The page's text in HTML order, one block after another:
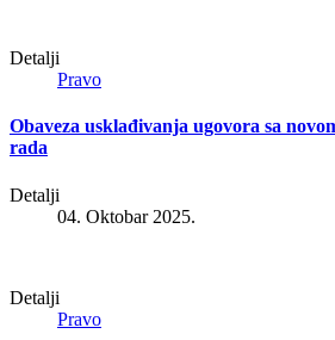
Detalji
Pravo
Obaveza usklađivanja ugovora sa
rada
Detalji
04. Oktobar 2025.
Detalji
Pravo